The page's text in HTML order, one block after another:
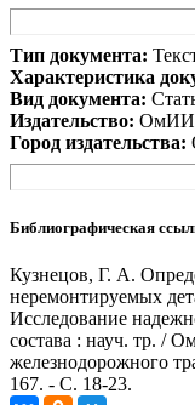
Тип документа:
Характеристика
Вид документа:
Издательство:
Город издательства:
Библиографическая
Кузнецов, Г. А.
неремонтируемых
Исследование
состава : науч. тр. /
железнодорожного
167. - С. 18-23.